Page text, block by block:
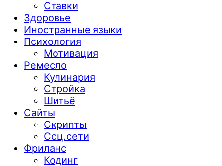
Ставки
Здоровье
Иностранные языки
Психология
Мотивация
Ремесло
Кулинария
Стройка
Шитьё
Сайты
Скрипты
Соц.сети
Фриланс
Кодинг